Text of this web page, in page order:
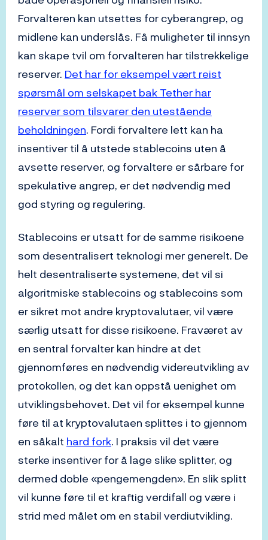
Forvalteren kan utsettes for cyberangrep, og
midlene kan underslås. Få muligheter til innsyn
kan skape tvil om forvalteren har tilstrekkelige
reserver. Det har for eksempel vært reist
spørsmål om selskapet bak Tether har
reserver som tilsvarer den utestående
beholdningen. Fordi forvaltere lett kan ha
insentiver til å utstede stablecoins uten å
avsette reserver, og forvaltere er sårbare for
spekulative angrep, er det nødvendig med
god styring og regulering.
Stablecoins er utsatt for de samme risikoene
som desentralisert teknologi mer generelt. De
helt desentraliserte systemene, det vil si
algoritmiske stablecoins og stablecoins som
er sikret mot andre kryptovalutaer, vil være
særlig utsatt for disse risikoene. Fraværet av
en sentral forvalter kan hindre at det
gjennomføres en nødvendig videreutvikling av
protokollen, og det kan oppstå uenighet om
utviklingsbehovet. Det vil for eksempel kunne
føre til at kryptovalutaen splittes i to gjennom
en såkalt hard fork. I praksis vil det være
sterke insentiver for å lage slike splitter, og
dermed doble «pengemengden». En slik splitt
vil kunne føre til et kraftig verdifall og være i
strid med målet om en stabil verdiutvikling.